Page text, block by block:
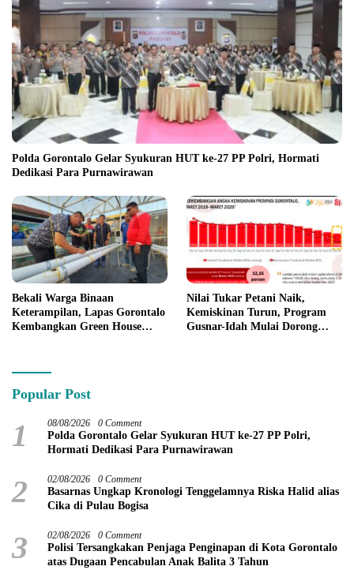
Polda Gorontalo Gelar Syukuran HUT ke-27 PP Polri, Hormati
Dedikasi Para Purnawirawan
Bekali Warga Binaan
Keterampilan, Lapas Gorontalo
Kembangkan Green House
Nilai Tukar Petani Naik,
Kemiskinan Turun, Program
Gusnar-Idah Mulai Dorong
Popular Post
1 08/08/2026 0 Comment
Polda Gorontalo Gelar Syukuran HUT ke-27 PP Polri,
Hormati Dedikasi Para Purnawirawan
2 02/08/2026 0 Comment
Basarnas Ungkap Kronologi Tenggelamnya Riska Halid alias
Cika di Pulau Bogisa
3 02/08/2026 0 Comment
Polisi Tersangkakan Penjaga Penginapan di Kota Gorontalo
atas Dugaan Pencabulan Anak Balita 3 Tahun